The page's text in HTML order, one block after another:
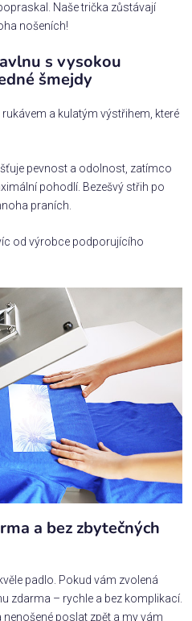
Naše trička zůstávají
nošeních!
s vysokou
šmejdy
a kulatým výstřihem, které
pevnost a odolnost, zatímco
pohodlí. Bezešvý střih po
praních.
od výrobce podporujícího
a bez zbytečných
padlo. Pokud vám zvolená
zdarma – rychle a bez komplikací.
poslat zpět a my vám